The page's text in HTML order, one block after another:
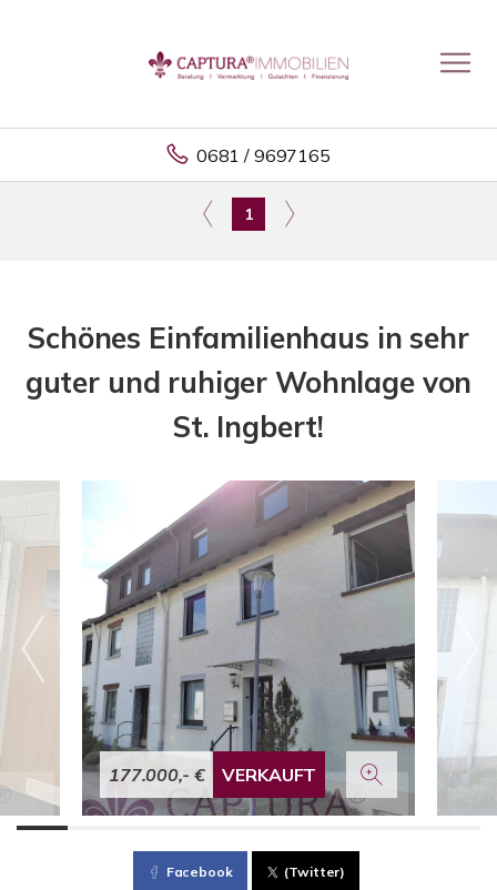
0681 / 9697165
1
Schönes Einfamilienhaus in sehr
guter und ruhiger Wohnlage von
St. Ingbert!
177.000,- € VERKAUFT
Facebook (Twitter)